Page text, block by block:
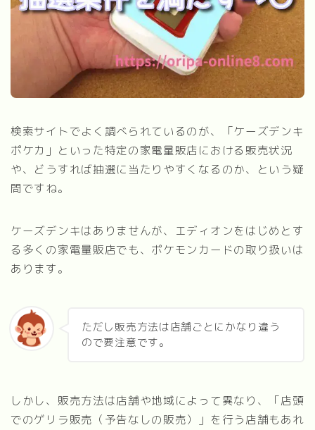
検索サイトでよく調べられているのが、「ケーズデンキ
ポケカ」といった特定の家電量販店における販売状況
や、どうすれば抽選に当たりやすくなるのか、という疑
問ですね。
ケーズデンキはありませんが、エディオンをはじめとす
る多くの家電量販店でも、ポケモンカードの取り扱いは
あります。
ただし販売方法は店舗ごとにかなり違う
ので要注意です。
しかし、販売方法は店舗や地域によって異なり、「店頭
でのゲリラ販売（予告なしの販売）」を行う店舗もあれ